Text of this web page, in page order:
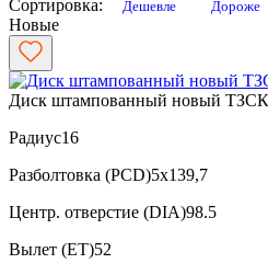
Сортировка: Дешевле Дороже
Новые
Диск штампованный новый
Радиус16
Разболтовка (PCD)5x139,7
Центр. отверстие (DIA)98.5
Вылет (ET)52